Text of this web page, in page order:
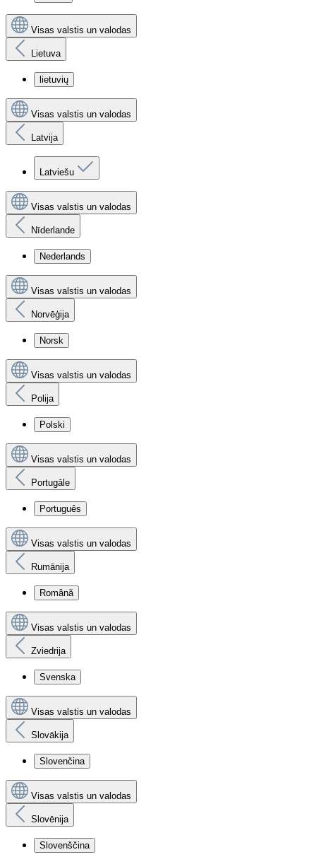
Visas valstis un valodas
Lietuva
lietuvių
Visas valstis un valodas
Latvija
Latviešu
Visas valstis un valodas
Nīderlande
Nederlands
Visas valstis un valodas
Norvēģija
Norsk
Visas valstis un valodas
Polija
Polski
Visas valstis un valodas
Portugāle
Português
Visas valstis un valodas
Rumānija
Română
Visas valstis un valodas
Zviedrija
Svenska
Visas valstis un valodas
Slovākija
Slovenčina
Visas valstis un valodas
Slovēnija
Slovenščina